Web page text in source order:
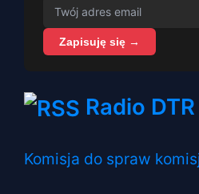
Zapisuję się →
Radio DTR
Komisja do spraw